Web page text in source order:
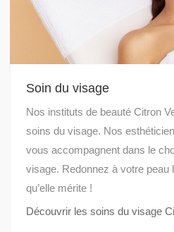
Soin du visage
Nos instituts de beauté Citron
soins du visage. Nos
vous accompagnent dans le
visage. Redonnez à votre peau
qu’elle mérite !
Découvrir les soins du visage